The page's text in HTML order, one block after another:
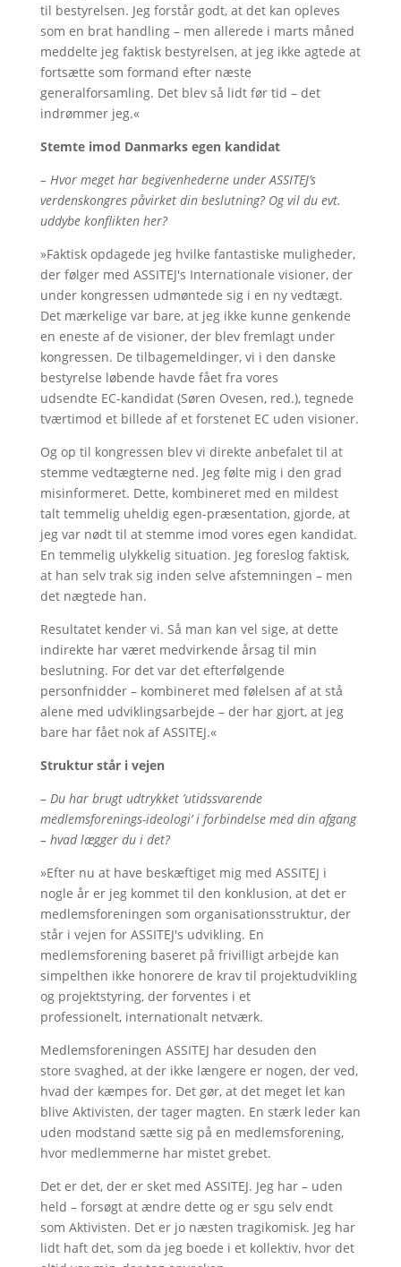
til bestyrelsen. Jeg forstår godt, at det kan opleves
som en brat handling – men allerede i marts måned
meddelte jeg faktisk bestyrelsen, at jeg ikke agtede at
fortsætte som formand efter næste
generalforsamling. Det blev så lidt før tid – det
indrømmer jeg.«
Stemte imod Danmarks egen kandidat
– Hvor meget har begivenhederne under ASSITEJ’s
verdenskongres påvirket din beslutning? Og vil du evt.
uddybe konflikten her?
»Faktisk opdagede jeg hvilke fantastiske muligheder,
der følger med ASSITEJ's Internationale visioner, der
under kongressen udmøntede sig i en ny vedtægt.
Det mærkelige var bare, at jeg ikke kunne genkende
en eneste af de visioner, der blev fremlagt under
kongressen. De tilbagemeldinger, vi i den danske
bestyrelse løbende havde fået fra vores
udsendte EC-kandidat (Søren Ovesen, red.), tegnede
tværtimod et billede af et forstenet EC uden visioner.
Og op til kongressen blev vi direkte anbefalet til at
stemme vedtægterne ned. Jeg følte mig i den grad
misinformeret. Dette, kombineret med en mildest
talt temmelig uheldig egen-præsentation, gjorde, at
jeg var nødt til at stemme imod vores egen kandidat.
En temmelig ulykkelig situation. Jeg foreslog faktisk,
at han selv trak sig inden selve afstemningen – men
det nægtede han.
Resultatet kender vi. Så man kan vel sige, at dette
indirekte har været medvirkende årsag til min
beslutning. For det var det efterfølgende
personfnidder – kombineret med følelsen af at stå
alene med udviklingsarbejde – der har gjort, at jeg
bare har fået nok af ASSITEJ.«
Struktur står i vejen
– Du har brugt udtrykket ’utidssvarende
medlemsforenings-ideologi’ i forbindelse med din afgang
– hvad lægger du i det?
»Efter nu at have beskæftiget mig med ASSITEJ i
nogle år er jeg kommet til den konklusion, at det er
medlemsforeningen som organisationsstruktur, der
står i vejen for ASSITEJ's udvikling. En
medlemsforening baseret på frivilligt arbejde kan
simpelthen ikke honorere de krav til projektudvikling
og projektstyring, der forventes i et
professionelt, internationalt netværk.
Medlemsforeningen ASSITEJ har desuden den
store svaghed, at der ikke længere er nogen, der ved,
hvad der kæmpes for. Det gør, at det meget let kan
blive Aktivisten, der tager magten. En stærk leder kan
uden modstand sætte sig på en medlemsforening,
hvor medlemmerne har mistet grebet.
Det er det, der er sket med ASSITEJ. Jeg har – uden
held – forsøgt at ændre dette og er sgu selv endt
som Aktivisten. Det er jo næsten tragikomisk. Jeg har
lidt haft det, som da jeg boede i et kollektiv, hvor det